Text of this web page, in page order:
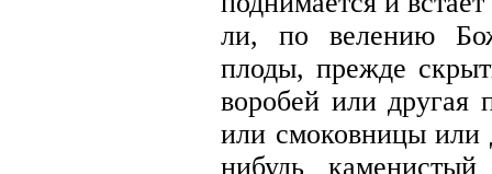
ли, по велению
плоды, прежде
воробей или другая
или смоковницы или
нибудь